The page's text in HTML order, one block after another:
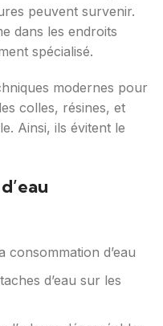
peuvent survenir.
dans les endroits
spécialisé.
modernes pour
colles, résines, et
Ainsi, ils évitent le
consommation d’eau
d’eau sur les